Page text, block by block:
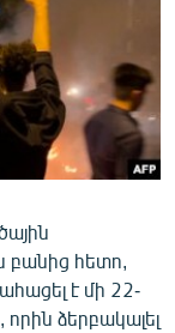
բանից հետո,
է մի 22-
ձերբակալել